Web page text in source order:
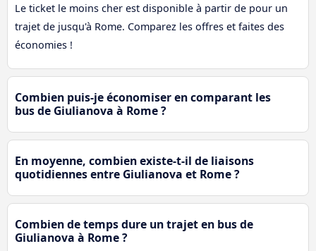
Le ticket le moins cher est disponible à partir de pour un
trajet de jusqu'à Rome. Comparez les offres et faites des
économies !
Combien puis-je économiser en comparant les
bus de Giulianova à Rome ?
En moyenne, combien existe-t-il de liaisons
quotidiennes entre Giulianova et Rome ?
Combien de temps dure un trajet en bus de
Giulianova à Rome ?